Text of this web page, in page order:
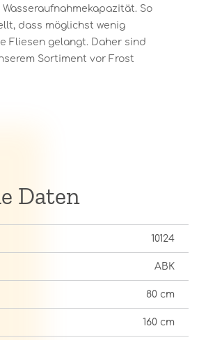
So
dass möglichst wenig
Fliesen gelangt. Daher sind
Sortiment vor Frost
Daten
10124
ABK
80 cm
160 cm